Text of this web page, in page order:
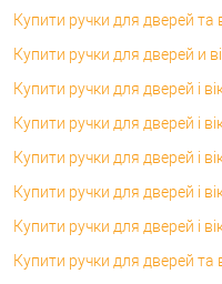
Купити ручки для дверей та
Купити ручки для дверей и
Купити ручки для дверей і
Купити ручки для дверей і
Купити ручки для дверей і
Купити ручки для дверей і
Купити ручки для дверей і
Купити ручки для дверей та